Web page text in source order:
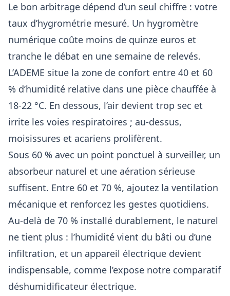
Le bon arbitrage dépend d’un seul chiffre : votre
taux d’hygrométrie mesuré. Un hygromètre
numérique coûte moins de quinze euros et
tranche le débat en une semaine de relevés.
L’ADEME situe la zone de confort entre 40 et 60
% d’humidité relative dans une pièce chauffée à
18-22 °C. En dessous, l’air devient trop sec et
irrite les voies respiratoires ; au-dessus,
moisissures et acariens prolifèrent.
Sous 60 % avec un point ponctuel à surveiller, un
absorbeur naturel et une aération sérieuse
suffisent. Entre 60 et 70 %, ajoutez la ventilation
mécanique et renforcez les gestes quotidiens.
Au-delà de 70 % installé durablement, le naturel
ne tient plus : l’humidité vient du bâti ou d’une
infiltration, et un appareil électrique devient
indispensable, comme l’expose notre comparatif
déshumidificateur électrique.